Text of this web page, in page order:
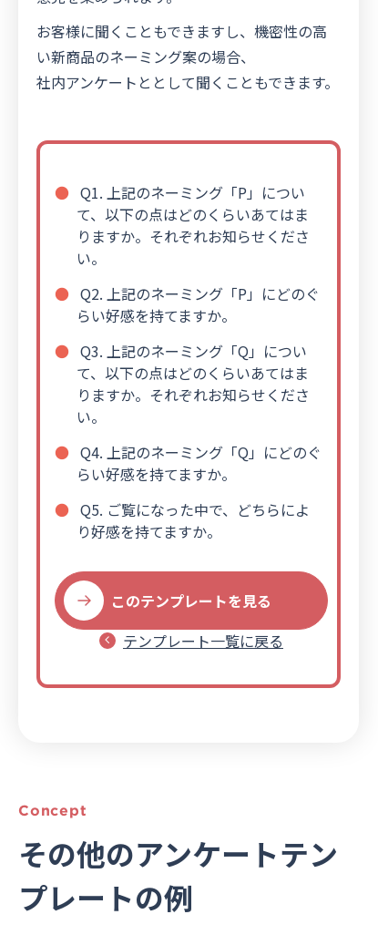
お客様に聞くこともできますし、機密性の高
い新商品のネーミング案の場合、
社内アンケートととして聞くこともできます。
Q1. 上記のネーミング「P」につい
て、以下の点はどのくらいあてはま
りますか。それぞれお知らせくださ
い。
Q2. 上記のネーミング「P」にどのぐ
らい好感を持てますか。
Q3. 上記のネーミング「Q」につい
て、以下の点はどのくらいあてはま
りますか。それぞれお知らせくださ
い。
Q4. 上記のネーミング「Q」にどのぐ
らい好感を持てますか。
Q5. ご覧になった中で、どちらによ
り好感を持てますか。
このテンプレートを見る
テンプレート一覧に戻る
Concept
その他のアンケートテン
プレートの例